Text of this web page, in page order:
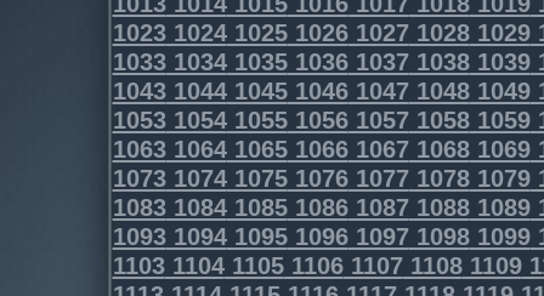
1023102410251026102710281029
1033103410351036103710381039
1043104410451046104710481049
1053105410551056105710581059
1063106410651066106710681069
1073107410751076107710781079
1083108410851086108710881089
1093109410951096109710981099
1103110411051106110711081109